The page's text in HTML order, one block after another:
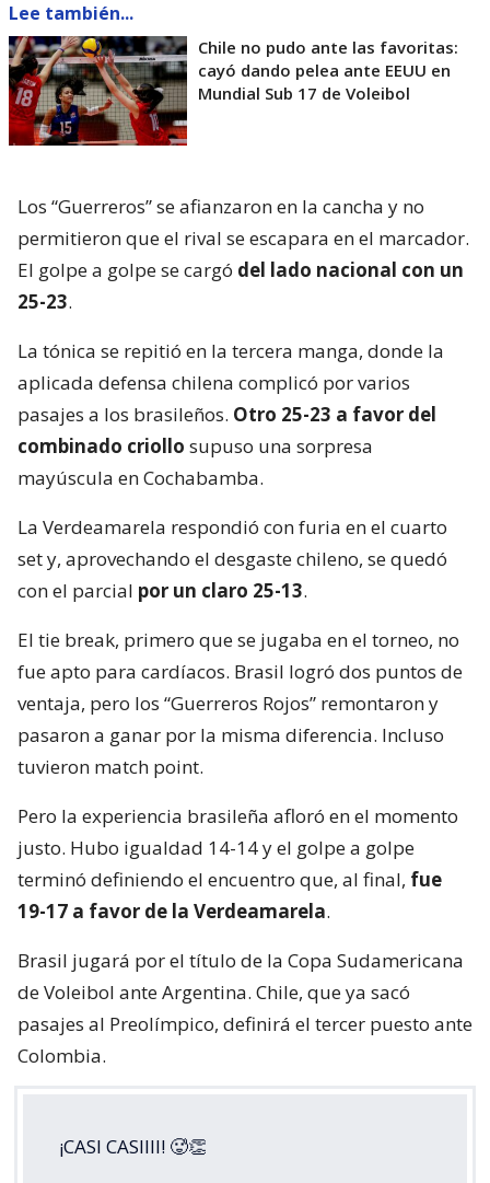
Lee también...
Chile no pudo ante las favoritas:
cayó dando pelea ante EEUU en
Mundial Sub 17 de Voleibol
Los “Guerreros” se afianzaron en la cancha y no
permitieron que el rival se escapara en el marcador.
El golpe a golpe se cargó del lado nacional con un
25-23.
La tónica se repitió en la tercera manga, donde la
aplicada defensa chilena complicó por varios
pasajes a los brasileños. Otro 25-23 a favor del
combinado criollo supuso una sorpresa
mayúscula en Cochabamba.
La Verdeamarela respondió con furia en el cuarto
set y, aprovechando el desgaste chileno, se quedó
con el parcial por un claro 25-13.
El tie break, primero que se jugaba en el torneo, no
fue apto para cardíacos. Brasil logró dos puntos de
ventaja, pero los “Guerreros Rojos” remontaron y
pasaron a ganar por la misma diferencia. Incluso
tuvieron match point.
Pero la experiencia brasileña afloró en el momento
justo. Hubo igualdad 14-14 y el golpe a golpe
terminó definiendo el encuentro que, al final, fue
19-17 a favor de la Verdeamarela.
Brasil jugará por el título de la Copa Sudamericana
de Voleibol ante Argentina. Chile, que ya sacó
pasajes al Preolímpico, definirá el tercer puesto ante
Colombia.
¡CASI CASIIII! 🥵👏